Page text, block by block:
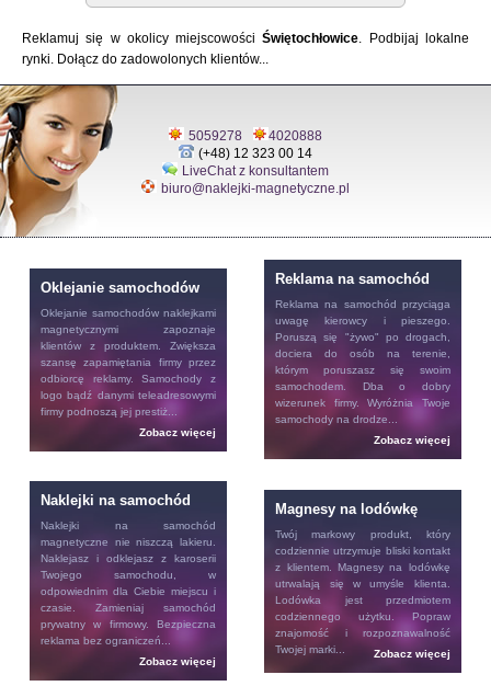
Reklamuj się w okolicy miejscowościŚwiętochłowice. Podbijaj lokalne
rynki. Dołącz do zadowolonych klientów...
5059278
4020888
(+48) 12 323 00 14
LiveChat z konsultantem
biuro@naklejki-magnetyczne.pl
Oklejanie samochodów
Oklejanie samochodów naklejkami
magnetycznymi zapoznaje
klientów z produktem. Zwiększa
szansę zapamiętania firmy przez
odbiorcę reklamy. Samochody z
logo bądź danymi teleadresowymi
firmy podnoszą jej prestiż...
Zobacz więcej
Reklama na samochód
Reklama na samochód przyciąga
uwagę kierowcy i pieszego.
Poruszą się "żywo" po drogach,
dociera do osób na terenie,
którym poruszasz się swoim
samochodem. Dba o dobry
wizerunek firmy. Wyróżnia Twoje
samochody na drodze...
Zobacz więcej
Naklejki na samochód
Naklejki na samochód
magnetyczne nie niszczą lakieru.
Naklejasz i odklejasz z karoserii
Twojego samochodu, w
odpowiednim dla Ciebie miejscu i
czasie. Zamieniaj samochód
prywatny w firmowy. Bezpieczna
reklama bez ograniczeń...
Zobacz więcej
Magnesy na lodówkę
Twój markowy produkt, który
codziennie utrzymuje bliski kontakt
z klientem. Magnesy na lodówkę
utrwalają się w umyśle klienta.
Lodówka jest przedmiotem
codziennego użytku. Popraw
znajomość i rozpoznawalność
Twojej marki...
Zobacz więcej